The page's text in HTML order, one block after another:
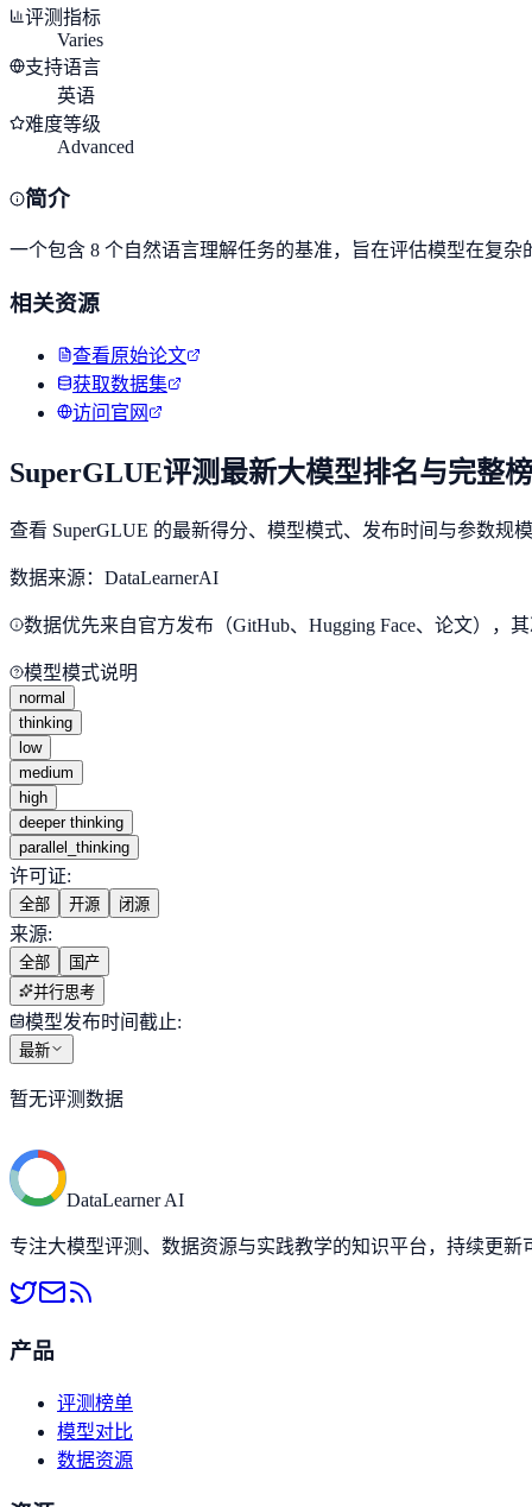
评测指标
Varies
支持语言
英语
难度等级
Advanced
简介
一个包含 8 个自然语言理解任务的基准，旨在评估模型在复杂
相关资源
查看原始论文
获取数据集
访问官网
SuperGLUE评测最新大模型排名与完整
查看 SuperGLUE 的最新得分、模型模式、发布时间与参数规
数据来源：DataLearnerAI
数据优先来自官方发布（GitHub、Hugging Face、论文），
模型模式说明
normal
thinking
low
medium
high
deeper thinking
parallel_thinking
许可证:
全部 开源 闭源
来源:
全部
国产
并行思考
模型发布时间截止:
最新
暂无评测数据
DataLearner AI
专注大模型评测、数据资源与实践教学的知识平台，持续更新
产品
评测榜单
模型对比
数据资源